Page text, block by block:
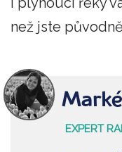
než jste
EXPERT